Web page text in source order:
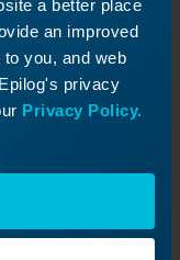
a better place
an improved
you, and web
privacy
Privacy Policy.
taxes,
exonérée
ce